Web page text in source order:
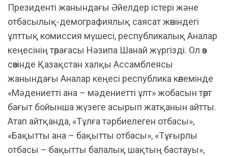
Президенті жанындағы Әйелдер істері және
отбасылық-демографиялық саясат жөніндегі
ұлттық комиссия мүшесі, республикалық Аналар
кеңесінің төрағасы Нәзипа Шанай жүргізді. Ол өз
сөзінде Қазақстан халқы Ассамблеясы
жанындағы Аналар кеңесі республика көлемінде
«Мәдениетті ана – мәдениетті ұлт» жобасын төрт
бағыт бойынша жүзеге асырып жатқанын айтты.
Атап айтқанда, «Тұлға тәрбиелеген отбасы»,
«Бақытты ана – бақытты отбасы», «Тұғырлы
отбасы – бақытты балалық шақтың бастауы»,